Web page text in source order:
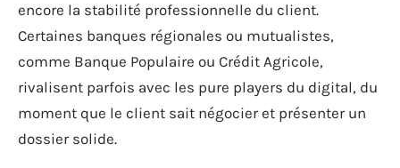
encore la stabilité professionnelle du client.
Certaines banques régionales ou mutualistes,
comme Banque Populaire ou Crédit Agricole,
rivalisent parfois avec les pure players du digital, du
moment que le client sait négocier et présenter un
dossier solide.